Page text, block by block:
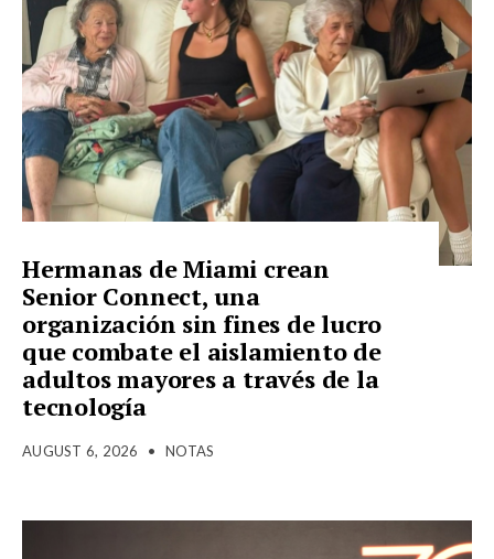
Hermanas de Miami crean
Senior Connect, una
organización sin fines de lucro
que combate el aislamiento de
adultos mayores a través de la
tecnología
AUGUST 6, 2026 • NOTAS